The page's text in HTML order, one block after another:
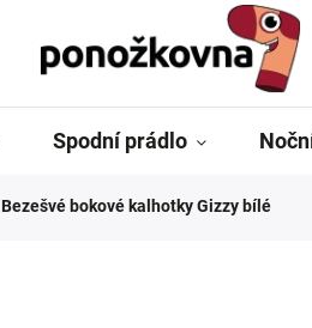
Spodní prádlo
Bezešvé bokové kalhotky Gizzy bílé